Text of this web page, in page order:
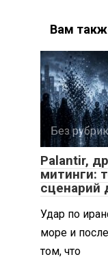
Вам
Без
Palantir,
митинги:
сценарий
Удар по
море и
том, что